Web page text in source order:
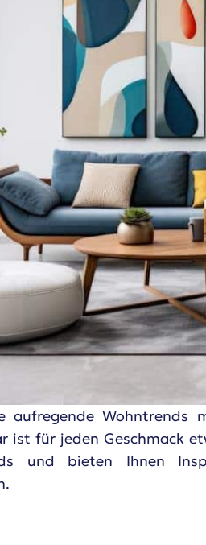
aufregende Wohntrends
für jeden Geschmack
und bieten Ihnen